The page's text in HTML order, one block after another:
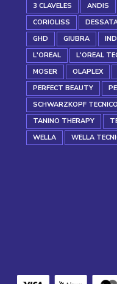
3 CLAVELES ANDIS
CORIOLISS
GHD
GIUBRA
L'OREAL
L'OREAL
MOSER
OLAPLEX
PERFECT BEAUTY
SCHWARZKOPF
TANINO THERAPY
WELLA
WELLA